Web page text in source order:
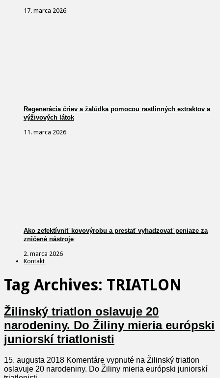
17. marca 2026
Regenerácia čriev a žalúdka pomocou rastlinných extraktov a
výživových látok
11. marca 2026
Ako zefektívniť kovovýrobu a prestať vyhadzovať peniaze za
zničené nástroje
2. marca 2026
Kontakt
Tag Archives: TRIATLON
Žilinský triatlon oslavuje 20
narodeniny. Do Žiliny mieria európski
juniorskí triatlonisti
15. augusta 2018 Komentáre vypnuté na Žilinský triatlon
oslavuje 20 narodeniny. Do Žiliny mieria európski juniorskí